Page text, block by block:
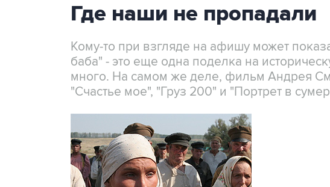
Где наши не пропадали
Кому-то при взгляде на афишу может
баба" - это еще одна поделка на
много. На самом же деле, фильм Андрея
"Счастье мое", "Груз 200" и "Портрет в